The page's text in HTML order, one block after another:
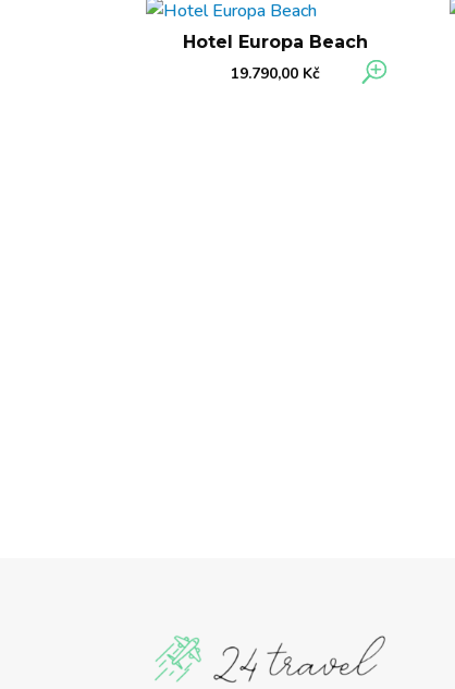
Hotel Europa Beach
19.790,00 Kč